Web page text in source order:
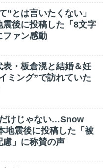
”とは言いたくない」
後に投稿した「8文字
ファン感動
表・板倉滉と結婚＆妊
ミング”で訪れていた
けじゃない…Snow
地震後に投稿した「被
慮」に称賛の声